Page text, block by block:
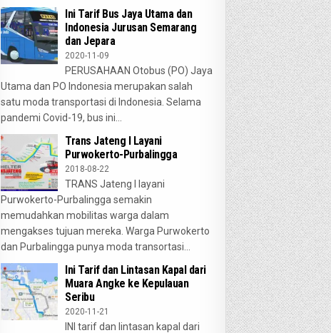
Ini Tarif Bus Jaya Utama dan
Indonesia Jurusan Semarang
dan Jepara
2020-11-09
PERUSAHAAN Otobus (PO) Jaya
Utama dan PO Indonesia merupakan salah
satu moda transportasi di Indonesia. Selama
pandemi Covid-19, bus ini...
Trans Jateng I Layani
Purwokerto-Purbalingga
2018-08-22
TRANS Jateng I layani
Purwokerto-Purbalingga semakin
memudahkan mobilitas warga dalam
mengakses tujuan mereka. Warga Purwokerto
dan Purbalingga punya moda transortasi...
Ini Tarif dan Lintasan Kapal dari
Muara Angke ke Kepulauan
Seribu
2020-11-21
INI tarif dan lintasan kapal dari